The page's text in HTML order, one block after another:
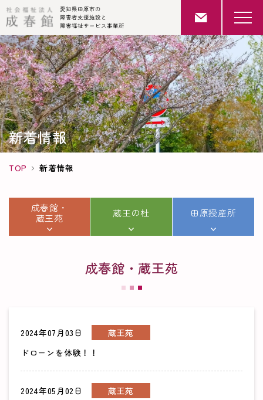
新着情報
TOP 新着情報
成春館・
蔵王苑
蔵王の杜 田原授産所
成春館・蔵王苑
2024年07月03日
蔵王苑
ドローンを体験！！
2024年05月02日
蔵王苑